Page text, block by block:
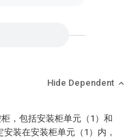
Hide Dependent
，包括安装柜单元（1）和
装在安装柜单元（1）内，